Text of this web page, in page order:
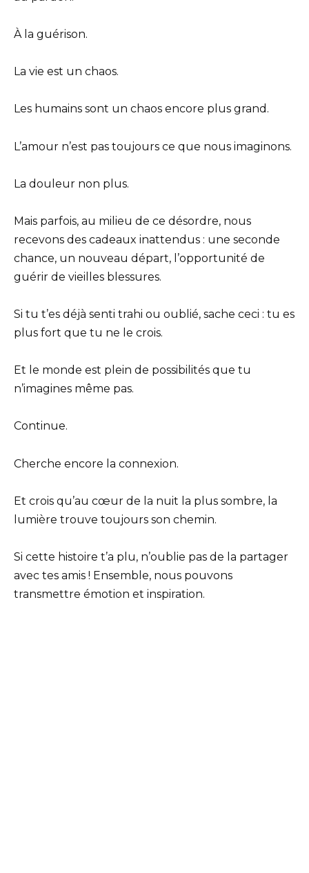
À la guérison.
La vie est un chaos.
Les humains sont un chaos encore plus grand.
L’amour n’est pas toujours ce que nous imaginons.
La douleur non plus.
Mais parfois, au milieu de ce désordre, nous
recevons des cadeaux inattendus : une seconde
chance, un nouveau départ, l’opportunité de
guérir de vieilles blessures.
Si tu t’es déjà senti trahi ou oublié, sache ceci : tu es
plus fort que tu ne le crois.
Et le monde est plein de possibilités que tu
n’imagines même pas.
Continue.
Cherche encore la connexion.
Et crois qu’au cœur de la nuit la plus sombre, la
lumière trouve toujours son chemin.
Si cette histoire t’a plu, n’oublie pas de la partager
avec tes amis ! Ensemble, nous pouvons
transmettre émotion et inspiration.